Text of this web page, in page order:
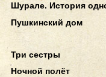
Шурале. История
Пушкинский дом
Три сестры
Ночной полёт